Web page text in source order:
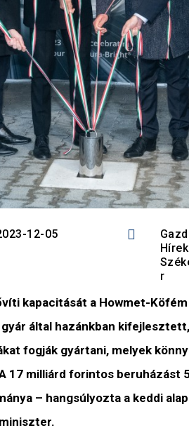
12-05 
Hírek|
r
kapacitását a Howmet-
által hazánkban kifejlesztett,
fogják gyártani, melyek
17 milliárd forintos beruházást
– hangsúlyozta a keddi